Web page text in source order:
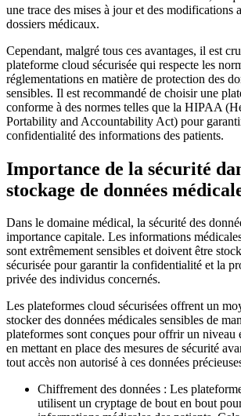
une trace des mises à jour et des modifications
dossiers médicaux.
Cependant, malgré tous ces avantages, il est
plateforme cloud sécurisée qui respecte les
réglementations en matière de protection des
sensibles. Il est recommandé de choisir une
conforme à des normes telles que la HIPAA
Portability and Accountability Act) pour
confidentialité des informations des patients.
Importance de la sécurité
stockage de données
Dans le domaine médical, la sécurité des
importance capitale. Les informations
sont extrêmement sensibles et doivent être
sécurisée pour garantir la confidentialité et la
privée des individus concernés.
Les plateformes cloud sécurisées offrent un
stocker des données médicales sensibles de
plateformes sont conçues pour offrir un niveau
en mettant en place des mesures de sécurité
tout accès non autorisé à ces données
Chiffrement des données : Les
utilisent un cryptage de bout en bout